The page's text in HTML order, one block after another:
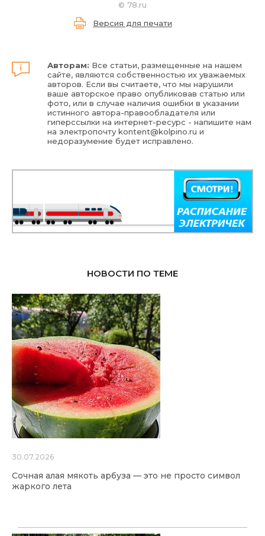
© 78.ru
Версия для печати
Авторам: Все статьи, размещенные на нашем
сайте, являются собственностью их уважаемых
авторов. Если вы считаете, что мы нарушили
ваше авторское право опубликовав статью или
фото, или в случае наличия ошибки в указании
истинного автора-правообладателя или
гиперссылки на интернет-ресурс - напишите нам
на электропочтуkontent@kolpino.ru и
недоразумение будет исправлено.
НОВОСТИ ПО ТЕМЕ
30.07.2026
Сочная алая мякоть арбуза — это не просто символ
жаркого лета